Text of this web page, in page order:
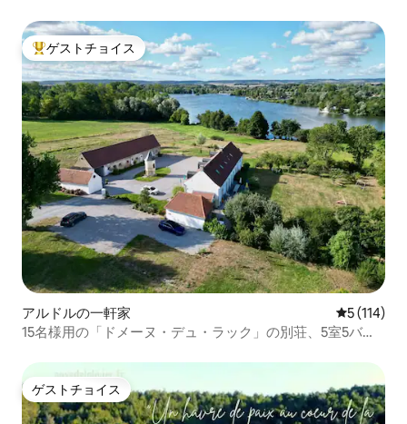
大好評のゲストチョイスです。
ゲストチョイス
アルドルの一軒家 レビュー
5 (114)
15名様用の「ドメーヌ・デュ・ラック」の別荘、5室5バス
ゲストチョイス
ゲストチョイス